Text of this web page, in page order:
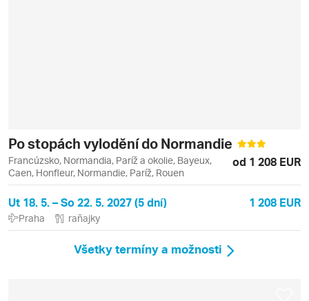
Po stopách vylodění do Normandie
Francúzsko, Normandia, Paríž a okolie, Bayeux,
Caen, Honfleur, Normandie, Paríž, Rouen
od 1 208 EUR
Ut 18. 5. – So 22. 5. 2027 (5 dní) 1 208 EUR
Praha raňajky
Všetky termíny a možnosti